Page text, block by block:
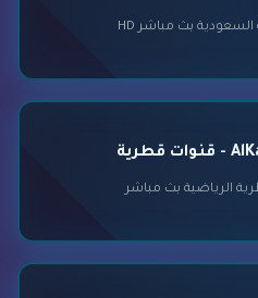
الرياضية بث مباشر